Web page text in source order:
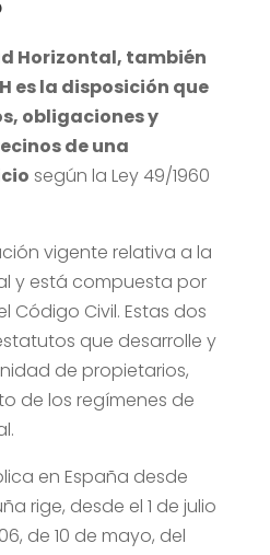
Horizontal, también
es la disposición que
obligaciones y
de una
según la Ley 49/1960
vigente relativa a la
y está compuesta por
Código Civil. Estas dos
que desarrolle y
de propietarios,
de los regímenes de
en España desde
rige, desde el 1 de julio
de 10 de mayo, del